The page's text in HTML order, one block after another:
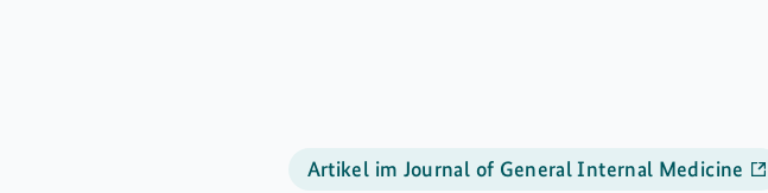
Artikel im Journal of General Internal Medicine